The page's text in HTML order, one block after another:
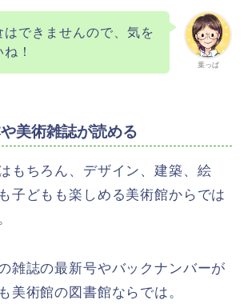
葉っぱ
はできませんので、気を
！
美術雑誌が読める
もちろん、デザイン、建築、絵
子どもも楽しめる美術館からでは
雑誌の最新号やバックナンバーが
美術館の図書館ならでは。